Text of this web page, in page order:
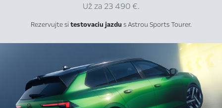
Už za 23 490 €.
Rezervujte si testovaciu jazdu s Astrou Sports Tourer.